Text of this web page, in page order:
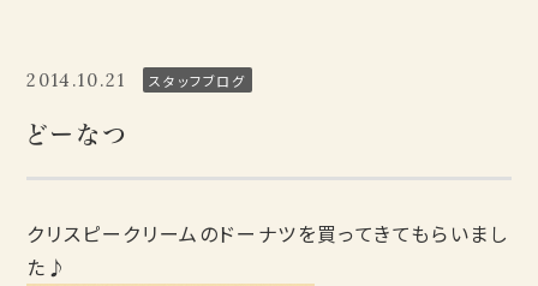
2014.10.21 スタッフブログ
どーなつ
クリスピークリームのドーナツを買ってきてもらいまし
た♪